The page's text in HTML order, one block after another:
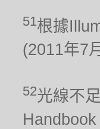
51根據
(2011年7
52光線不